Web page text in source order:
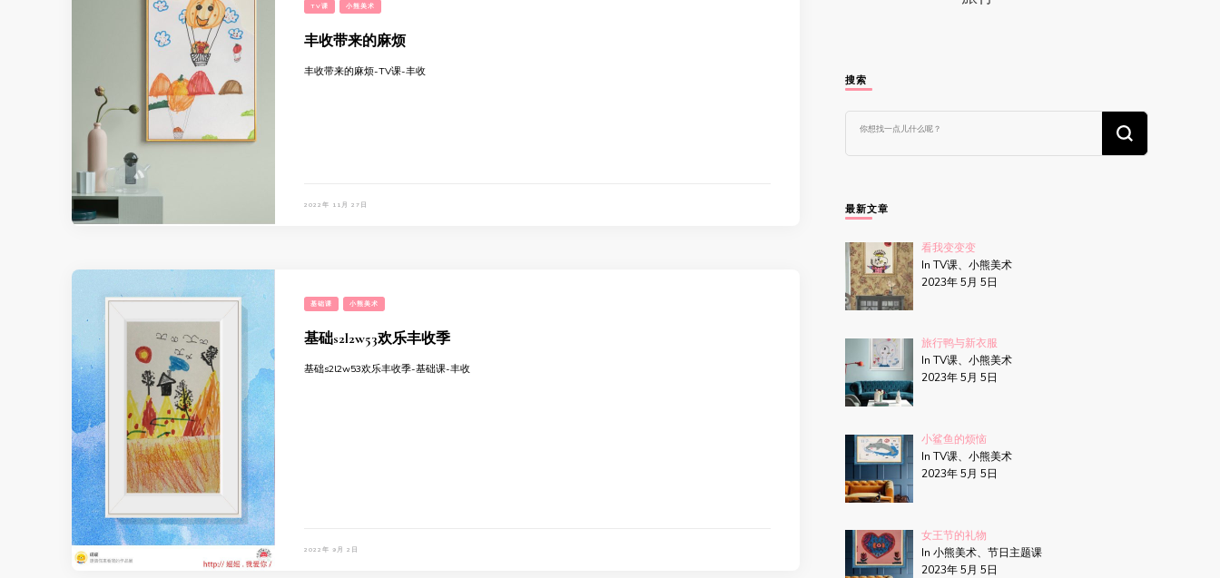
TV课 小熊美术
丰收带来的麻烦
丰收带来的麻烦-TV课-丰收
2022年 11月 27日
基础课 小熊美术
基础s2l2w53欢乐丰收季
基础s2l2w53欢乐丰收季-基础课-丰收
2022年 9月 2日
搜索
么
吗?
最新文章
看我变变变
In TV课、小熊美术
2023年 5月 5日
旅行鸭与新衣服
In TV课、小熊美术
2023年 5月 5日
小鲨鱼的烦恼
In TV课、小熊美术
2023年 5月 5日
女王节的礼物
In 小熊美术、节日主题课
2023年 5月 5日